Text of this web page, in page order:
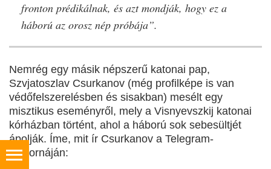
fronton prédikálnak, és azt mondják, hogy ez a
háború az orosz nép próbája”.
Nemrég egy másik népszerű katonai pap,
Szvjatoszlav Csurkanov (még profilképe is van
védőfelszerelésben és sisakban) mesélt egy
misztikus eseményről, mely a Visnyevszkij katonai
kórházban történt, ahol a háború sok sebesültjét
ápolják. Íme, mit ír Csurkanov a Telegram-
csatornáján: